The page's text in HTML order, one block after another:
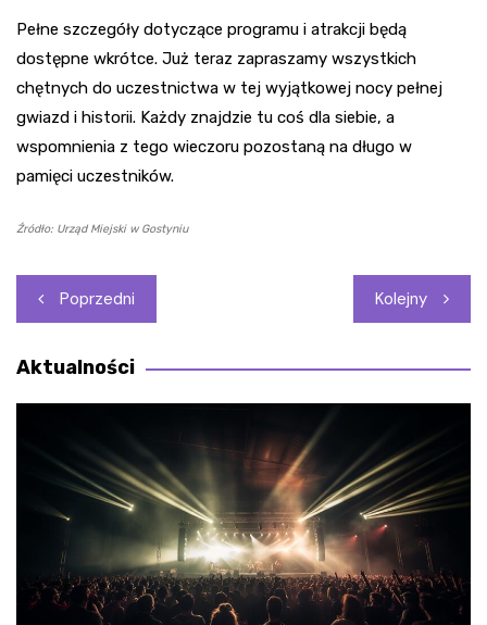
Pełne szczegóły dotyczące programu i atrakcji będą
dostępne wkrótce. Już teraz zapraszamy wszystkich
chętnych do uczestnictwa w tej wyjątkowej nocy pełnej
gwiazd i historii. Każdy znajdzie tu coś dla siebie, a
wspomnienia z tego wieczoru pozostaną na długo w
pamięci uczestników.
Źródło: Urząd Miejski w Gostyniu
Nawigacja
wpisu
Poprzedni Kolejny
Aktualności